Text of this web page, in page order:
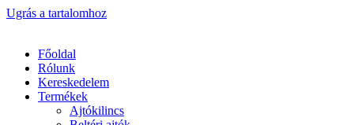
Ugrás a tartalomhoz
Főoldal
Rólunk
Kereskedelem
Termékek
Ajtókilincs